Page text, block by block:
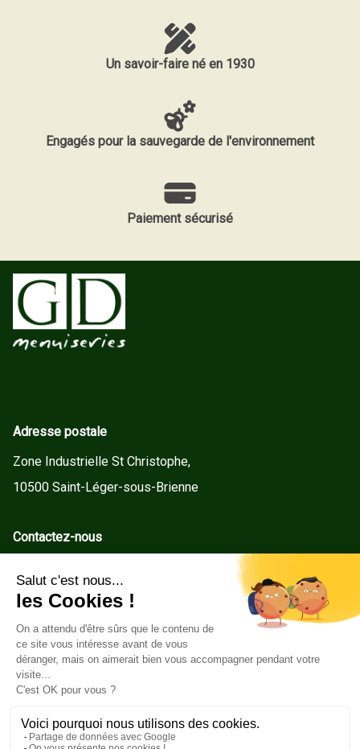
Un savoir-faire né en 1930
Engagés pour la sauvegarde de l'environnement
Paiement sécurisé
Adresse postale
Zone Industrielle St Christophe,
10500 Saint-Léger-sous-Brienne
Contactez-nous
Tel : +33(0)3 25 92 78 60
Service client
Conditions Générales de Vente
Mentions légales
Politique de cookies